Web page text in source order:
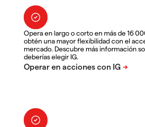
Opera en largo o corto en más de 16
obtén una mayor flexibilidad con el
mercado. Descubre más información
deberías elegir IG.